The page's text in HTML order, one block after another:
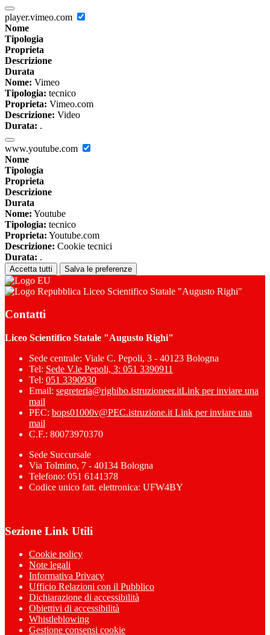
player.vimeo.com
Nome
Tipologia
Proprieta
Descrizione
Durata
Nome: Vimeo
Tipologia: tecnico
Proprieta: Vimeo.com
Descrizione: Video
Durata: .
www.youtube.com
Nome
Tipologia
Proprieta
Descrizione
Durata
Nome: Youtube
Tipologia: tecnico
Proprieta: Youtube.com
Descrizione: Cookie tecnici
Durata: .
Accetta tutti Salva le preferenze
Liceo Scientifico Statale "Augusto Righi"
Contatti
Liceo Scientifico Statale "Augusto Righi"
Sede centrale: Viale C. Pepoli, 3 - 40123 Bologna
Tel: Sede V.le Pepoli, 3: 051 3390911
Tel: 051 3390930
Email: segreteria@righibo.istruzioneer.itLink per inviare una
mail
PEC: bops01000v@PEC.istruzione.it Link per inviare una
mail
C.F.: 80073970370
Sede Succursale
Via Tolmino, 7 - 40134 Bologna
Telefono: 051 6141378
Codice unico fatt. elettronica: UFW4BY
Sezione Link Utili
Cookie policy
Note legali
Informativa Privacy
Ufficio Relazioni con il Pubblico
Dichiarazione di accessibilità
Obiettivi di accessibilità
Whistleblowing
Gestione consensi cookie